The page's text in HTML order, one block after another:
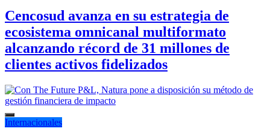
Cencosud avanza en su estrategia de
ecosistema omnicanal multiformato
alcanzando récord de 31 millones de
clientes activos fidelizados
Internacionales